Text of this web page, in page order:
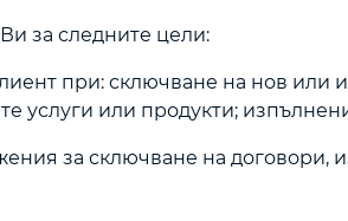
за следните цели:
при: сключване на нов или
услуги или продукти;
за сключване на